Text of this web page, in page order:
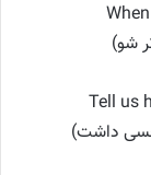
Tell us